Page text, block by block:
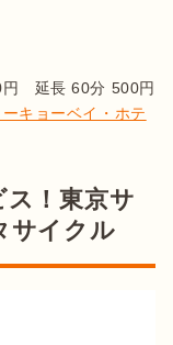
　延長 60分 500円
キョーベイ・ホテ
！東京サ
サイクル